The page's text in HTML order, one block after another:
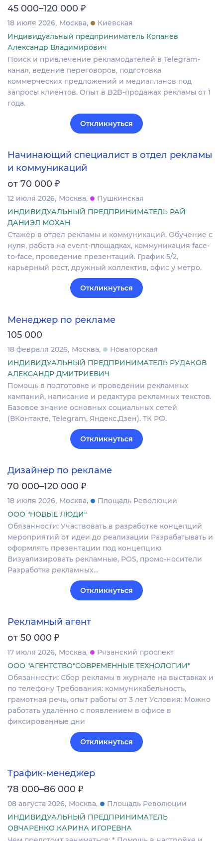
45 000–120 000 ₽
18 июля 2026 Москва
Киевская
Индивидуальный предприниматель Копанев
Александр Владимирович
Поиск и привлечение рекламодателей в Telegram-
канал, ведение переговоров, подготовка
коммерческих предложений и медиапланов под
запросы клиентов. Опыт в B2B‐продажах рекламы от 1
года.
Откликнуться
Начинающий специалист в отдел рекламы
и коммуникаций
от 70 000 ₽
12 июля 2026 Москва
Пушкинская
ИНДИВИДУАЛЬНЫЙ ПРЕДПРИНИМАТЕЛЬ РАЙ
ДАНИЭЛ МОХАН
Стажёр в отдел рекламы и коммуникаций. Обучение с
нуля, работа на event-площадках, коммуникация face-
to-face, проведение презентаций. График 5/2,
карьерный рост, дружный коллектив, офис у метро.
Откликнуться
Менеджер по рекламе
105 000
18 февраля 2026 Москва
Новаторская
ИНДИВИДУАЛЬНЫЙ ПРЕДПРИНИМАТЕЛЬ РУДАКОВ
АЛЕКСАНДР ДМИТРИЕВИЧ
Помощь в подготовке и проведении рекламных
кампаний, написание и редактура рекламных текстов.
Базовое знание основных социальных сетей
(ВКонтакте, Telegram, Яндекс.Дзен). ТК РФ.
Откликнуться
Дизайнер по рекламе
70 000–120 000 ₽
18 июля 2026 Москва
Площадь Революции
ООО "НОВЫЕ ЛЮДИ"
Обязанности: Участвовать в разработке концепций
мероприятий от идеи до реализации Разрабатывать и
оформлять презентации под концепцию
Визуализировать рекламные, POS, промо-носители
Разработка рекламных…
Откликнуться
Рекламный агент
от 50 000 ₽
17 июля 2026 Москва
Рязанский проспект
ООО "АГЕНТСТВО"СОВРЕМЕННЫЕ ТЕХНОЛОГИИ"
Обязанности: Сбор рекламы в журнале на выставках и
по телефону Требования: коммуникабельность,
грамотная речь, опыт работы от 3 лет Условия: Можно
работать удалённо с появлением в офисе в
фиксированные дни
Откликнуться
Трафик-менеджер
78 000–86 000 ₽
08 августа 2026 Москва
Площадь Революции
ИНДИВИДУАЛЬНЫЙ ПРЕДПРИНИМАТЕЛЬ
ОВЧАРЕНКО КАРИНА ИГОРЕВНА